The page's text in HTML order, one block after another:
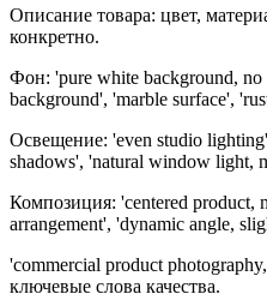
Описание товара: цвет,
конкретно.
Фон: 'pure white background, no
background', 'marble surface',
Освещение: 'even studio
shadows', 'natural window light,
Композиция: 'centered product,
arrangement', 'dynamic angle,
'commercial product
ключевые слова качества.